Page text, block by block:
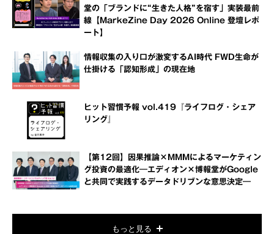
堂の「ブランドに“生きた人格”を宿す」実装最前
線【MarkeZine Day 2026 Online 登壇レポ
ート】
情報収集の入り口が激変するAI時代 FWD生命が
仕掛ける「認知形成」の現在地
ヒット習慣予報 vol.419『ライフログ・シェア
リング』
【第12回】因果推論×MMMによるマーケティン
グ投資の最適化―エディオン×博報堂がGoogle
と共同で実践するデータドリブンな意思決定―
もっと見る